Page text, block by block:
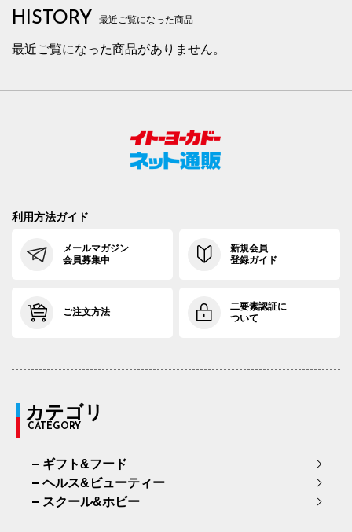
HISTORY 最近ご覧になった商品
最近ご覧になった商品がありません。
利用方法ガイド
メールマガジン
会員募集中
新規会員
登録ガイド
ご注文方法
二要素認証に
ついて
カテゴリ
CATEGORY
ギフト&フード
ヘルス&ビューティー
スクール&ホビー